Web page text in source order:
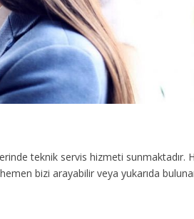
teknik servis hizmeti sunmaktadır.
bizi arayabilir veya yukarıda